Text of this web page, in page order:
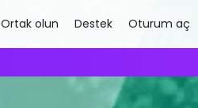
Ortak olun Destek Oturum aç